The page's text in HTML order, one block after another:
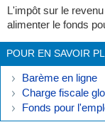
L'impôt sur le
alimenter le fonds
POUR EN SAVOIR
Barème en ligne
Charge fiscale
Fonds pour